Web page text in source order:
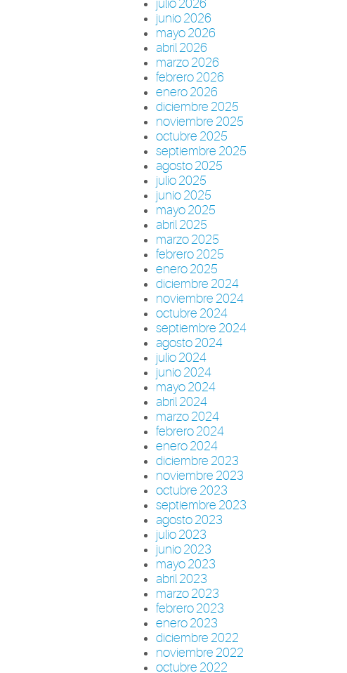
julio 2026
junio 2026
mayo 2026
abril 2026
marzo 2026
febrero 2026
enero 2026
diciembre 2025
noviembre 2025
octubre 2025
septiembre 2025
agosto 2025
julio 2025
junio 2025
mayo 2025
abril 2025
marzo 2025
febrero 2025
enero 2025
diciembre 2024
noviembre 2024
octubre 2024
septiembre 2024
agosto 2024
julio 2024
junio 2024
mayo 2024
abril 2024
marzo 2024
febrero 2024
enero 2024
diciembre 2023
noviembre 2023
octubre 2023
septiembre 2023
agosto 2023
julio 2023
junio 2023
mayo 2023
abril 2023
marzo 2023
febrero 2023
enero 2023
diciembre 2022
noviembre 2022
octubre 2022